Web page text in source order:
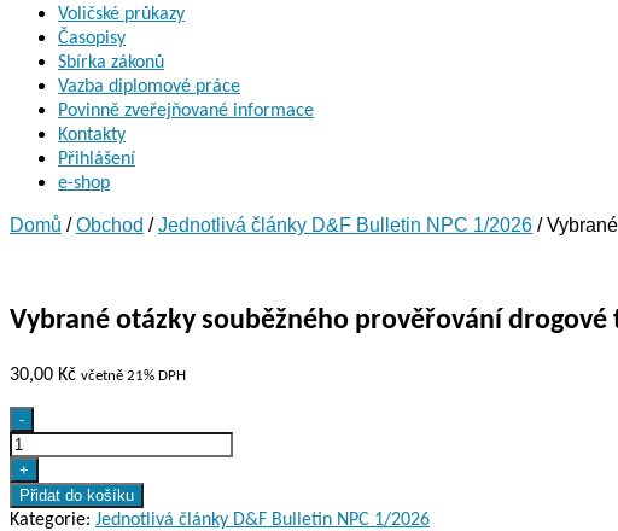
Voličské průkazy
Časopisy
Sbírka zákonů
Vazba diplomové práce
Povinně zveřejňované informace
Kontakty
Přihlášení
e-shop
Domů /Obchod /Jednotlivá články D&F Bulletin NPC 1/2026 /
Vybrané otázky souběžného prověřování
30,00 Kč včetně 21% DPH
Vybrané
otázky
souběžného
prověřování
drogové
-
+
Přidat do košíku
Kategorie: Jednotlivá články D&F Bulletin NPC 1/2026